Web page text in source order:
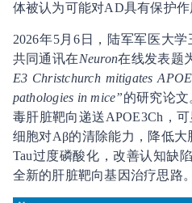
体被认为可能对AD具有保护作
2026年5月6日，陆军军医大
共同通讯在Neuron在线发表题
E3 Christchurch mitigates
pathologies in mice”的研究论
毒肝脏靶向递送APOE3Ch，
细胞对Aβ的清除能力，降低
Tau过度磷酸化，改善认知缺
全新的肝脏靶向基因治疗思路。